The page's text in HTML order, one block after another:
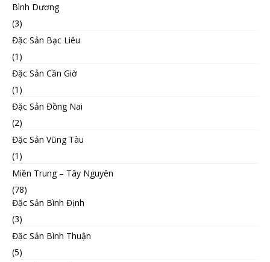
Bình Dương
(3)
Đặc Sản Bạc Liêu
(1)
Đặc Sản Cần Giờ
(1)
Đặc Sản Đồng Nai
(2)
Đặc Sản Vũng Tàu
(1)
Miền Trung – Tây Nguyên
(78)
Đặc Sản Bình Định
(3)
Đặc Sản Bình Thuận
(5)